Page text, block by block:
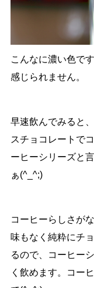
こんなに濃い色で
感じられません。
早速飲んでみると
スチョコレートで
ーヒーシリーズと
ぁ(^_^;)
コーヒーらしさが
味もなく純粋にチ
るので、コーヒー
く飲めます。コー